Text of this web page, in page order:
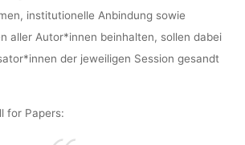
BERLIN
institutionelle Anbindung sowie
aller Autor*innen beinhalten, sollen dabei
der jeweiligen Session gesandt
for Papers: